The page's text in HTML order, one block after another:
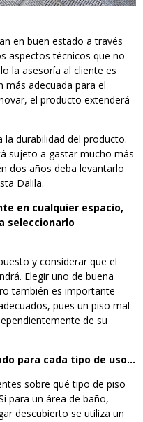
en buen estado a través
aspectos técnicos que no
la asesoría al cliente es
más adecuada para el
el producto extenderá
la durabilidad del producto.
sujeto a gastar mucho más
dos años deba levantarlo
Dalila.
en cualquier espacio,
seleccionarlo
y considerar que el
Elegir uno de buena
también es importante
pues un piso mal
de su
para cada tipo de uso…
sobre qué tipo de piso
para un área de baño,
descubierto se utiliza un